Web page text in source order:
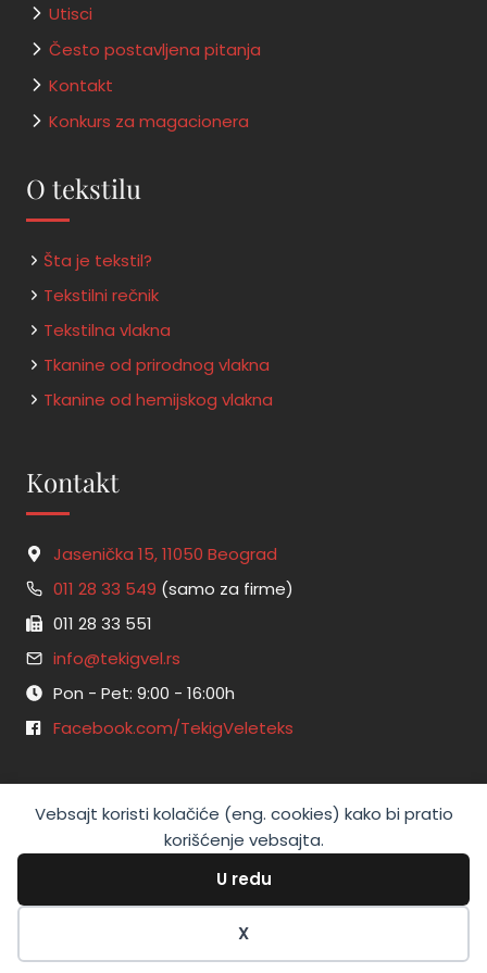
Vebsajt koristi kolačiće (eng. cookies) kako bi pratio
korišćenje vebsajta.
U redu
X
Utisci
Često postavljena pitanja
Kontakt
Konkurs za magacionera
O tekstilu
Šta je tekstil?
Tekstilni rečnik
Tekstilna vlakna
Tkanine od prirodnog vlakna
Tkanine od hemijskog vlakna
Kontakt
Jasenička 15, 11050 Beograd
011 28 33 549 (samo za firme)
011 28 33 551
info@tekigvel.rs
Pon - Pet: 9:00 - 16:00h
Facebook.com/TekigVeleteks
Copyright © 2026 Tekig-veleteks d.o.o. Razvoj
vojkan.net.